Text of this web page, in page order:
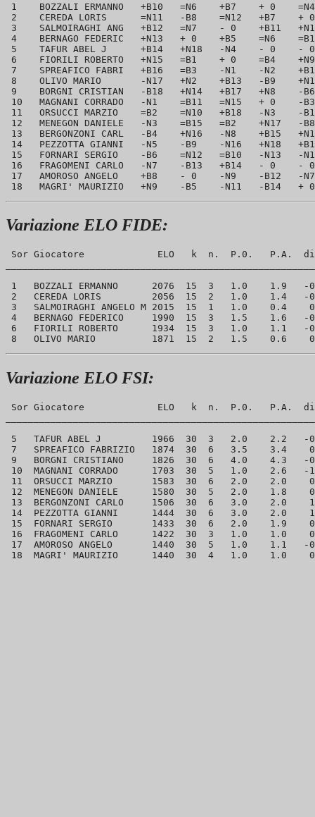
1    BOZZALI ERMANNO   +B10   =N6    +B7    + 0
2    CEREDA LORIS      =N11   -B8    =N12   +B7    +
3    SALMOIRAGHI ANG   +B12   =N7    - 0    +B11
4    BERNAGO FEDERIC   +N13   + 0    +B5    =N6
5    TAFUR ABEL J      +B14   +N18   -N4    - 0    -
6    FIORILI ROBERTO   +N15   =B1    + 0    =B4
7    SPREAFICO FABRI   +B16   =B3    -N1    -N2
8    OLIVO MARIO       -N17   +N2    +B13   -B9
9    BORGNI CRISTIAN   -B18   +N14   +B17   +N8    -
10   MAGNANI CORRADO   -N1    =B11   =N15   + 0    -
11   ORSUCCI MARZIO    =B2    =N10   +B18   -N3    -
12   MENEGON DANIELE   -N3    =B15   =B2    +N17   -
13   BERGONZONI CARL   -B4    +N16   -N8    +B15
14   PEZZOTTA GIANNI   -N5    -B9    -N16   +N18
15   FORNARI SERGIO    -B6    =N12   =B10   -N13   -
16   FRAGOMENI CARLO   -N7    -B13   +B14   - 0
17   AMOROSO ANGELO    +B8    - 0    -N9    -B12   -
Variazione ELO FIDE:
Sor Giocatore             ELO   k  n.  P.0.   P.A.
1   BOZZALI ERMANNO      2076  15  3   1.0    1.9
2   CEREDA LORIS         2056  15  2   1.0    1.4
3   SALMOIRAGHI ANGELO M 2015  15  1   1.0    0.4
4   BERNAGO FEDERICO     1990  15  3   1.5    1.6
6   FIORILI ROBERTO      1934  15  3   1.0    1.1
Variazione ELO FSI:
Sor Giocatore             ELO   k  n.  P.0.   P.A.
5   TAFUR ABEL J         1966  30  3   2.0    2.2   -
7   SPREAFICO FABRIZIO   1874  30  6   3.5    3.4
9   BORGNI CRISTIANO     1826  30  6   4.0    4.3
10  MAGNANI CORRADO      1703  30  5   1.0    2.6
11  ORSUCCI MARZIO       1583  30  6   2.0    2.0
12  MENEGON DANIELE      1580  30  5   2.0    1.8
13  BERGONZONI CARLO     1506  30  6   3.0    2.0
14  PEZZOTTA GIANNI      1444  30  6   3.0    2.0
15  FORNARI SERGIO       1433  30  6   2.0    1.9
16  FRAGOMENI CARLO      1422  30  3   1.0    1.0
17  AMOROSO ANGELO       1440  30  5   1.0    1.1